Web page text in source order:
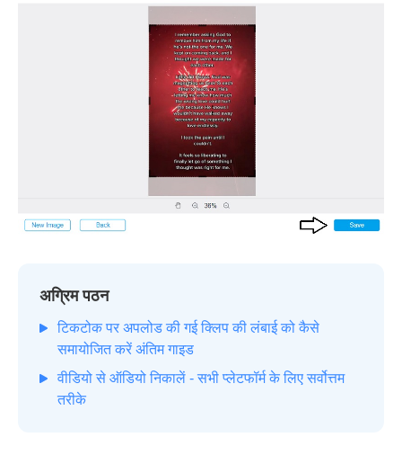
अग्रिम पठन
टिकटोक पर अपलोड की गई क्लिप की लंबाई को कैसे
समायोजित करें अंतिम गाइड
वीडियो से ऑडियो निकालें - सभी प्लेटफॉर्म के लिए सर्वोत्तम
तरीके